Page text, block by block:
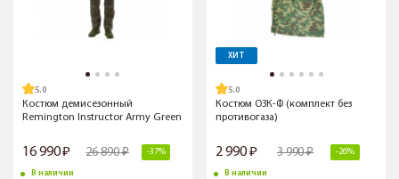
5.0
Костюм демисезонный
Remington Instructor Army Green
16 990 26 890 -37%
В наличии
ХИТ
5.0
Костюм ОЗК-Ф (комплект без
противогаза)
2 990 3 990 -26%
В наличии